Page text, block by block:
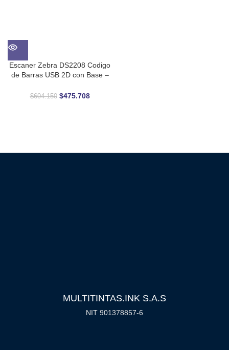
Escaner Zebra DS2208 Codigo
de Barras USB 2D con Base –
Omnidireccional
$604.150 $475.708
MULTITINTAS.INK S.A.S
NIT 901378857-6